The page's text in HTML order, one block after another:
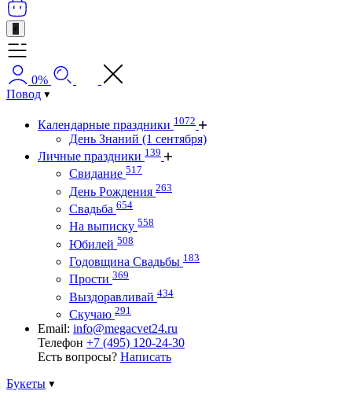
+
0%
Повод
Календарные праздники 1072
День Знаний (1 сентября)
Личные праздники 139
Свидание 517
День Рождения 263
Свадьба 654
На выписку 558
Юбилей 508
Годовщина Свадьбы 183
Прости 369
Выздоравливай 434
Скучаю 291
Email: info@megacvet24.ru
Телефон +7 (495) 120-24-30
Есть вопросы? Написать
Букеты